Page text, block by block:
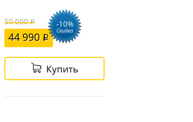
50 000
44 990
-10%
Скидка
Купить